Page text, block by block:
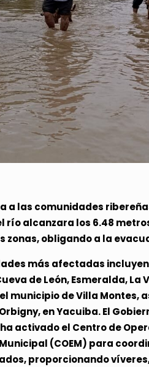
las comunidades
alcanzara los 6.48
obligando a la
más afectadas
de León, Esmeralda, La
municipio de Villa Montes,
en Yacuiba. El
activado el Centro de
(COEM) para
proporcionando